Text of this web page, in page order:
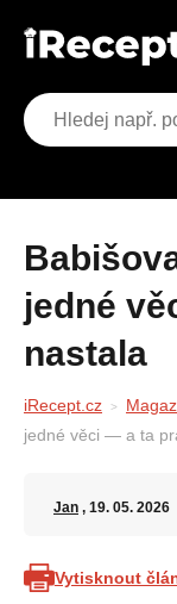
Babišova koalice se bojí
jedné
nastala
iRecept.cz
jedné věci — a ta
Jan , 19. 05. 2026
Vytisknout